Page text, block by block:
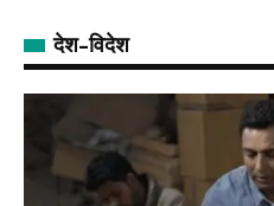
देश-विदेश